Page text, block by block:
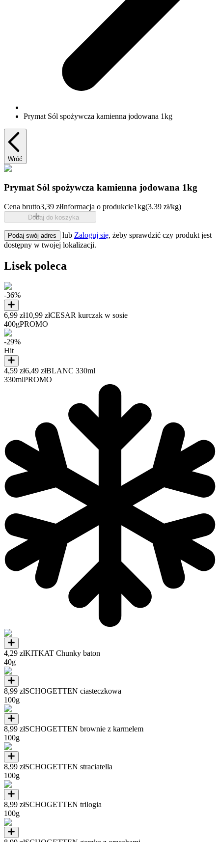
Prymat Sól spożywcza kamienna jodowana 1kg
Wróć
Prymat Sól spożywcza kamienna jodowana 1kg
Cena brutto3,39 złInformacja o produkcie1kg(3.39 zł/kg)
Dodaj do koszyka
Podaj swój adres lub Zaloguj się, żeby sprawdzić czy produkt jest
dostępny w twojej lokalizacji.
Lisek poleca
-36%
6,99 zł10,99 złCESAR kurczak w sosie
400gPROMO
-29%
Hit
4,59 zł6,49 złBLANC 330ml
330mlPROMO
4,29 złKITKAT Chunky baton
40g
8,99 złSCHOGETTEN ciasteczkowa
100g
8,99 złSCHOGETTEN brownie z karmelem
100g
8,99 złSCHOGETTEN straciatella
100g
8,99 złSCHOGETTEN trilogia
100g